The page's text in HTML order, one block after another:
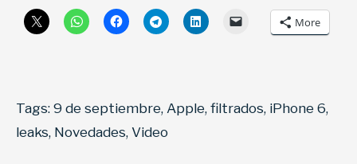
More
Tags: 9 de septiembre, Apple, filtrados, iPhone 6,
leaks, Novedades, Video